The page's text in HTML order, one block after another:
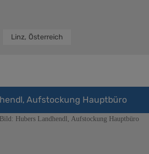
Linz, Österreich
Aufstockung Hauptbüro